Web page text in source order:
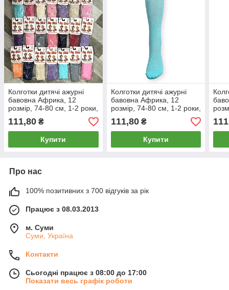
Колготки дитячі ажурні
бавовна Африка, 12
розмір, 74-80 см, 1-2 роки,
кольорові, 08127
111,80 ₴
Купити
Колготки дитячі ажурні
бавовна Африка, 12
розмір, 74-80 см, 1-2 роки,
кружечки бірюзові, 08140
111,80₴
Купити
Про нас
100% позитивних з 700 відгуків за рік
Працює з 08.03.2013
м. Суми
Суми, Україна
Контакти
Сьогодні працює з 08:00 до 17:00
Показати весь графік роботи